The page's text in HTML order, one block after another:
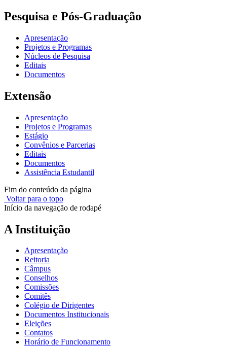
Pesquisa e Pós-Graduação
Apresentação
Projetos e Programas
Núcleos de Pesquisa
Editais
Documentos
Extensão
Apresentação
Projetos e Programas
Estágio
Convênios e Parcerias
Editais
Documentos
Assistência Estudantil
Fim do conteúdo da página
Voltar para o topo
Início da navegação de rodapé
A Instituição
Apresentação
Reitoria
Câmpus
Conselhos
Comissões
Comitês
Colégio de Dirigentes
Documentos Institucionais
Eleições
Contatos
Horário de Funcionamento